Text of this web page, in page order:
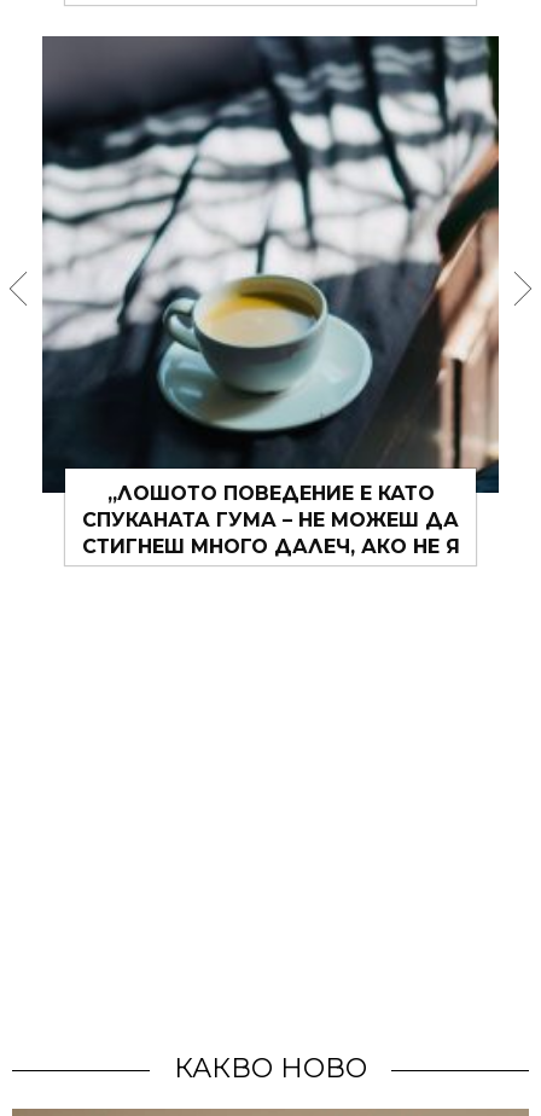
РЪКА ЩЕ ОСТАНЕ.“
„ЛОШОТО ПОВЕДЕНИЕ Е КАТО
СПУКАНАТА ГУМА – НЕ МОЖЕШ ДА
СТИГНЕШ МНОГО ДАЛЕЧ, АКО НЕ Я
СМЕНИШ.“
КАКВО НОВО